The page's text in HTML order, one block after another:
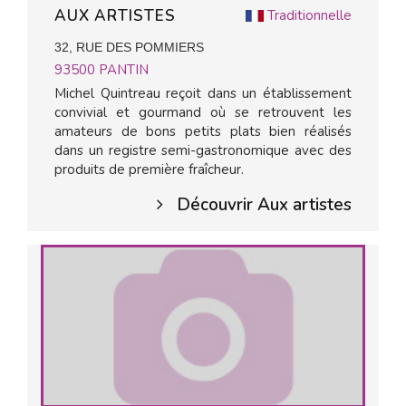
Traditionnelle
AUX ARTISTES
32, RUE DES POMMIERS
93500 PANTIN
Michel Quintreau reçoit dans un établissement
convivial et gourmand où se retrouvent les
amateurs de bons petits plats bien réalisés
dans un registre semi-gastronomique avec des
produits de première fraîcheur.
Découvrir Aux artistes